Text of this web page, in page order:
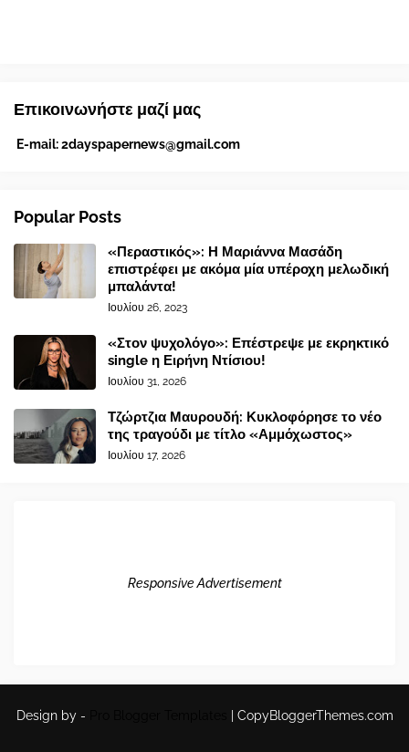
Επικοινωνήστε μαζί μας
E-mail:2dayspapernews@gmail.com
Popular Posts
«Περαστικός»: Η Μαριάννα Μασάδη
επιστρέφει με ακόμα μία υπέροχη μελωδική
μπαλάντα!
Ιουλίου 26, 2023
«Στον ψυχολόγο»: Επέστρεψε με εκρηκτικό
single η Ειρήνη Ντίσιου!
Ιουλίου 31, 2026
Τζώρτζια Μαυρουδή: Κυκλοφόρησε το νέο
της τραγούδι με τίτλο «Αμμόχωστος»
Ιουλίου 17, 2026
Responsive Advertisement
Design by - CopyBloggerThemes.com